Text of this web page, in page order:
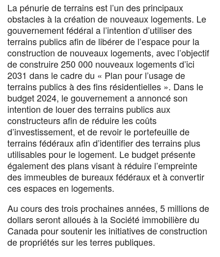
La pénurie de terrains est l’un des principaux
obstacles à la création de nouveaux logements. Le
gouvernement fédéral a l’intention d’utiliser des
terrains publics afin de libérer de l’espace pour la
construction de nouveaux logements, avec l’objectif
de construire 250 000 nouveaux logements d’ici
2031 dans le cadre du « Plan pour l’usage de
terrains publics à des fins résidentielles ». Dans le
budget 2024, le gouvernement a annoncé son
intention de louer des terrains publics aux
constructeurs afin de réduire les coûts
d’investissement, et de revoir le portefeuille de
terrains fédéraux afin d’identifier des terrains plus
utilisables pour le logement. Le budget présente
également des plans visant à réduire l’empreinte
des immeubles de bureaux fédéraux et à convertir
ces espaces en logements.
Au cours des trois prochaines années, 5 millions de
dollars seront alloués à la Société immobilière du
Canada pour soutenir les initiatives de construction
de propriétés sur les terres publiques.